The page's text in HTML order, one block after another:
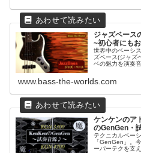
ジャズベース
~初心者にも
世界中のベーシ
ズベース(ジャズ
ベの魅力を演奏
www.bass-the-worlds.com
ケンケンのア
のGenGen・
テクニカルベー
「GenGen」。
ーパーテクを支